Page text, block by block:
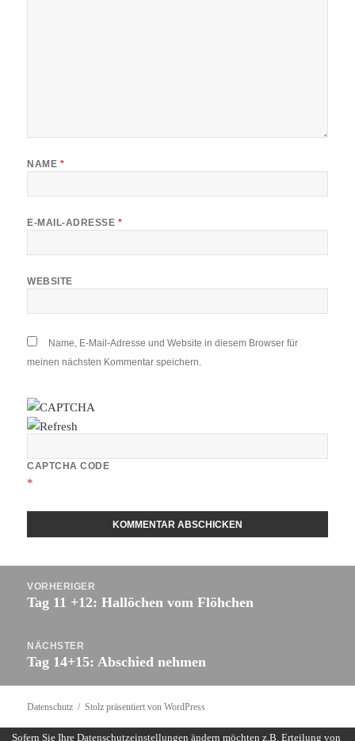
NAME *
E-MAIL-ADRESSE *
WEBSITE
Name, E-Mail-Adresse und Website in diesem Browser für
meinen nächsten Kommentar speichern.
CAPTCHA CODE
*
VORHERIGER
Vorheriger
Tag 11 +12: Hallöchen vom Flöhchen
NÄCHSTER
Nächster
Tag 14+15: Abschied nehmen
Datenschutz Stolz präsentiert von WordPress
Sofern Sie Ihre Datenschutzeinstellungen ändern möchten z.B. Erteilung von